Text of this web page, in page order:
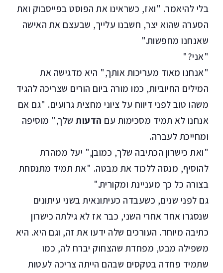
בלי להיאמר. "ואז, כשראינו את הפוסט בפייסבוק ואת
הסערה שהוא יצר, חשבנו עלייך, שבעצם את האישה
שאנחנו מחפשות."
"אני?"
"אנחנו מאוד מעריכות אותך," היא מדגישה את
המילים החיוביות, כמו מורה ביום הורים שצריכה להגיד
משהו טוב לפני דיווח על ציוני מחצית גרועים. "גם אם
אנחנו לא תמיד מסכימות עם הדעותשלך," מוסיפה
ומחייכת לעברה.
"ואת כישרון הכתיבה שלך, כמובן," יעל ממהרת
להוסיף, מנסה ללכוד את מבטה. "את תמיד מתנסחת
בצורה כל כך מעניינת ומקורית."
גם לפני שנים, כשעבדה כעיתונאית בשני עיתונים
שנסגרו אחד אחרי השני, כבר אז לא גילתה כישרון
כתיבה מיוחד. העורכים שלה ידעו את זה, וגם היא. היא
משפילה מבט, מפחדת שהצחוק יברח לה, כמו
שתמיד פחדה בטקסים שבהם הייתה צריכה לעטות